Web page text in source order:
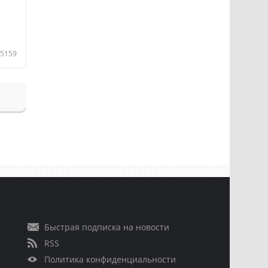
5159
Быстрая подписка на новости
RSS
Политика конфиденциальности